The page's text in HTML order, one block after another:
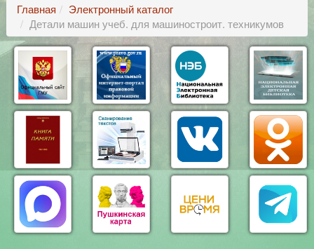
Главная
Электронный каталог
Детали машин учеб. для машиностроит. техникумов